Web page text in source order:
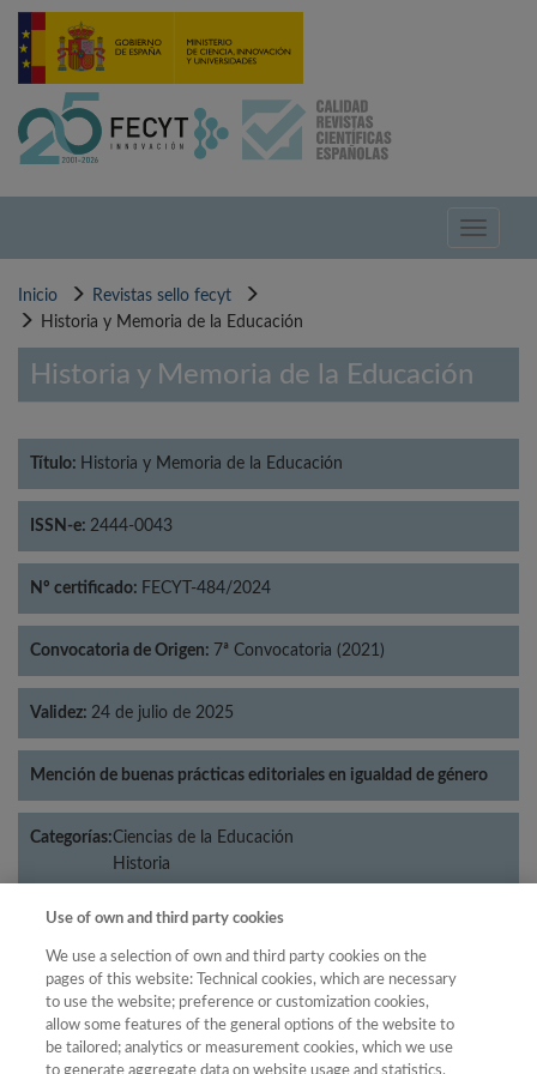
Pasar
contenido
Toggle
Inicio
Revistas sello fecyt
Historia y Memoria de la Educación
Historia y Memoria de la Educación
Título: Historia y Memoria de la Educación
ISSN-e: 2444-0043
Nº certificado: FECYT-484/2024
Convocatoria de Origen: 7ª Convocatoria (2021)
Validez: 24 de julio de 2025
Mención de buenas prácticas editoriales en igualdad de género
Categorías:Ciencias de la Educación
Historia
Año
Año Filtrar
Use of own and third party cookies
We use a selection of own and third party cookies on the
pages of this website: Technical cookies, which are necessary
to use the website; preference or customization cookies,
allow some features of the general options of the website to
be tailored; analytics or measurement cookies, which we use